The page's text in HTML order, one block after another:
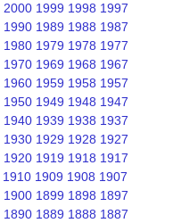
2000 1999 1998 1997
1990 1989 1988 1987
1980 1979 1978 1977
1970 1969 1968 1967
1960 1959 1958 1957
1950 1949 1948 1947
1940 1939 1938 1937
1930 1929 1928 1927
1920 1919 1918 1917
1910 1909 1908 1907
1900 1899 1898 1897
1890 1889 1888 1887